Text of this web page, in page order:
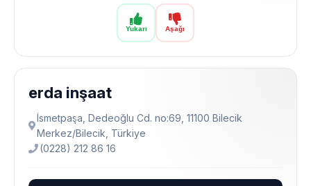
Yukarı Aşağı
erda inşaat
İsmetpaşa, Dedeoğlu Cd. no:69, 11100 Bilecik
Merkez/Bilecik, Türkiye
(0228) 212 86 16